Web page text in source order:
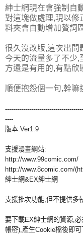
紳士網現在會強制自
對這塊做處理,現以修
料夾會自動增加贅詞
很久沒改版,這次出問
今天的流量多了不少,
方還是有用的,有點欣
順便抱怨個一句,幹嘛
----
版本:Ver1.9
支援漫畫網站:
http://www.99comic.com/
http://www.8comic.com/
紳士網&EX紳士網
支援批次功能,但不提供多
要下載EX紳士網的資源,
帳密),產生Cookie檔後即